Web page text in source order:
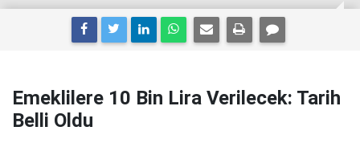
Emeklilere 10 Bin Lira Verilecek: Tarih
Belli Oldu